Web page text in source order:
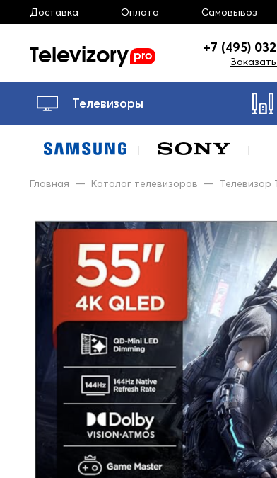
Доставка Оплата Самовывоз
Televizory pro +7 (495)
Телевизоры
Главная — Каталог телевизоров — Телевизор